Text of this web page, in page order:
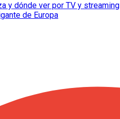
y dónde ver por TV y streaming
de Europa